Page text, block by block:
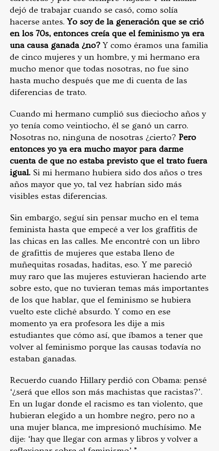
dejó de trabajar cuando se casó, como solía
hacerse antes. Yo soy de la generación que se crió
en los 70s, entonces creía que el feminismo ya era
una causa ganada ¿no? Y como éramos una familia
de cinco mujeres y un hombre, y mi hermano era
mucho menor que todas nosotras, no fue sino
hasta mucho después que me di cuenta de las
diferencias de trato.
Cuando mi hermano cumplió sus dieciocho años y
yo tenía como veintiocho, él se ganó un carro.
Nosotras no, ninguna de nosotras ¿cierto? Pero
entonces yo ya era mucho mayor para darme
cuenta de que no estaba previsto que el trato fuera
igual. Si mi hermano hubiera sido dos años o tres
años mayor que yo, tal vez habrían sido más
visibles estas diferencias.
Sin embargo, seguí sin pensar mucho en el tema
feminista hasta que empecé a ver los graffitis de
las chicas en las calles. Me encontré con un libro
de grafittis de mujeres que estaba lleno de
muñequitas rosadas, haditas, eso. Y me pareció
muy raro que las mujeres estuvieran haciendo arte
sobre esto, que no tuvieran temas más importantes
de los que hablar, que el feminismo se hubiera
vuelto este cliché absurdo. Y como en ese
momento ya era profesora les dije a mis
estudiantes que cómo así, que íbamos a tener que
volver al feminismo porque las causas todavía no
estaban ganadas.
Recuerdo cuando Hillary perdió con Obama: pensé
‘¿será que ellos son más machistas que racistas?’.
En un lugar donde el racismo es tan violento, que
hubieran elegido a un hombre negro, pero no a
una mujer blanca, me impresionó muchísimo. Me
dije: ‘hay que llegar con armas y libros y volver a